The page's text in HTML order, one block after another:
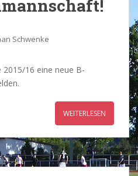
Schwenke
2015/16 eine neue B-
WEITERLESEN